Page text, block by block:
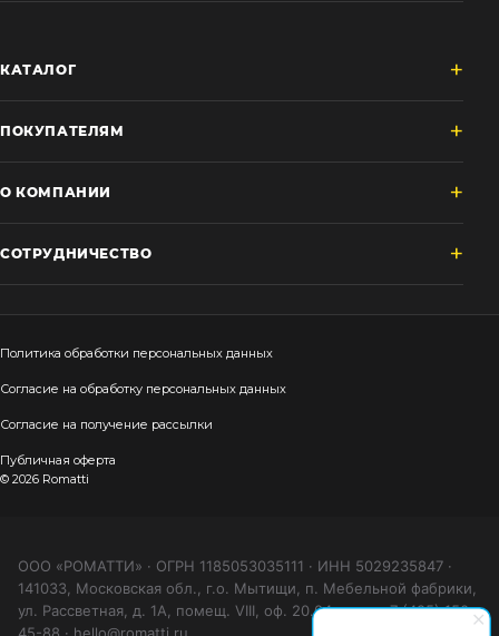
КАТАЛОГ
ПОКУПАТЕЛЯМ
О КОМПАНИИ
СОТРУДНИЧЕСТВО
Политика обработки персональных данных
Согласие на обработку персональных данных
Согласие на получение рассылки
Публичная оферта
© 2026 Romatti
ООО «РОМАТТИ» · ОГРН 1185053035111 · ИНН 5029235847 ·
141033, Московская обл., г.о. Мытищи, п. Мебельной фабрики,
ул. Рассветная, д. 1А, помещ. VIII, оф. 20.04 · тел. +7 (495) 150-